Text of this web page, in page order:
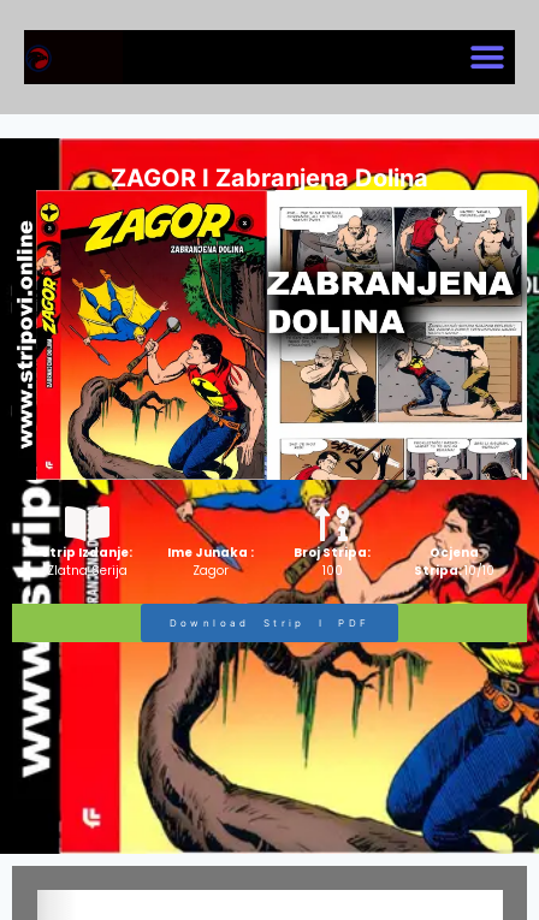
ZAGOR I Zabranjena Dolina
Strip Izdanje:
Zlatna Serija
Ime Junaka :
Zagor
Broj Stripa:
100
Ocjena
Stripa:10/10
Download Strip I PDF